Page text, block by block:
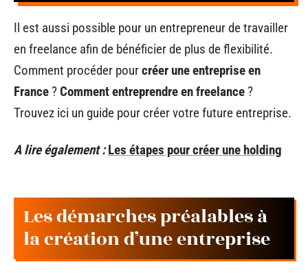
Il est aussi possible pour un entrepreneur de travailler
en freelance afin de bénéficier de plus de flexibilité.
Comment procéder pourcréer une entreprise en
France?Comment entreprendre en freelance?
Trouvez ici un guide pour créer votre future entreprise.
A lire également : Les étapes pour créer une holding
Les démarches préalables à
la création d’une entreprise